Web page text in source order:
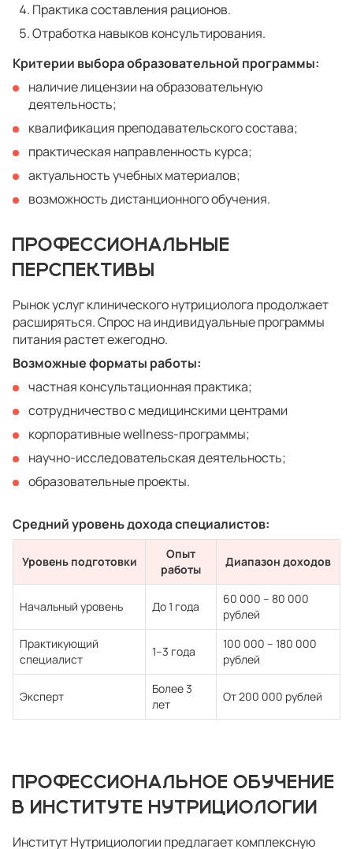
Практика составления рационов.
Отработка навыков консультирования.
Критерии выбора образовательной программы:
наличие лицензии на образовательную
деятельность;
квалификация преподавательского состава;
практическая направленность курса;
актуальность учебных материалов;
возможность дистанционного обучения.
ПРОФЕССИОНАЛЬНЫЕ
ПЕРСПЕКТИВЫ
Рынок услуг клинического нутрициолога продолжает
расширяться. Спрос на индивидуальные программы
питания растет ежегодно.
Возможные форматы работы:
частная консультационная практика;
сотрудничество с медицинскими центрами
корпоративные wellness-программы;
научно-исследовательская деятельность;
образовательные проекты.
Средний уровень дохода специалистов:
Уровень подготовки
Опыт
работы
Диапазон доходов
Начальный уровень До 1 года
60 000 – 80 000
рублей
Практикующий
специалист
1–3 года
100 000 – 180 000
рублей
Эксперт
Более 3
лет
От 200 000 рублей
ПРОФЕССИОНАЛЬНОЕ ОБУЧЕНИЕ
В ИНСТИТУТЕ НУТРИЦИОЛОГИИ
Институт Нутрициологии предлагает комплексную